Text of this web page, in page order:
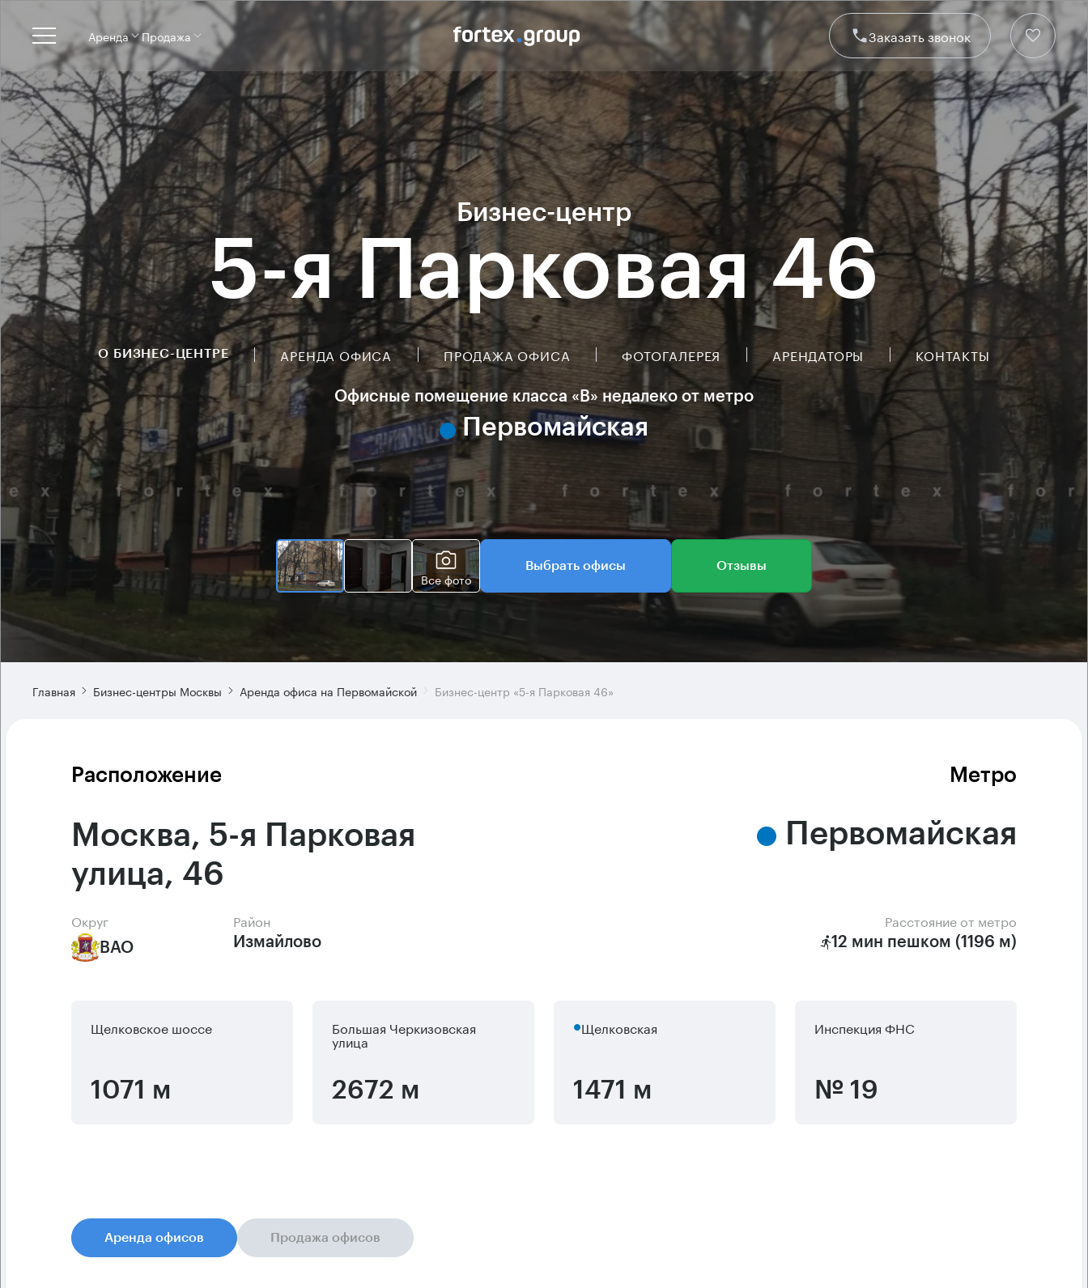
Аренда Продажа Заказать звонок
Бизнес-центр
5-я Парковая 46
О БИЗНЕС-ЦЕНТРЕ АРЕНДА ОФИСА ПРОДАЖА ОФИСА ФОТОГАЛЕРЕЯ АРЕНДАТОРЫ КОНТАКТЫ
Офисные помещение класса «B» недалеко от метро
Первомайская
Все фото
Выбрать офисы Отзывы
Главная Бизнес-центры Москвы Аренда офиса на Первомайской Бизнес-центр «5-я Парковая 46»
Расположение
Москва, 5-я Парковая
улица, 46
Метро
Первомайская
Округ
ВАО
Район
Измайлово
Расстояние от метро
12 мин пешком (1196 м)
Щелковское шоссе
1071 м
Большая Черкизовская
улица
2672 м
Щелковская
1471 м
Инспекция ФНС
№ 19
Аренда офисов Продажа офисов